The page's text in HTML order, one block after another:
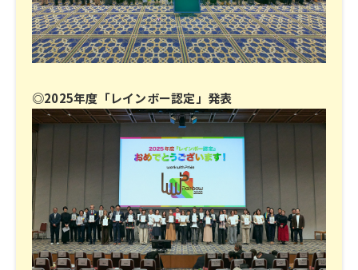
◎2025年度「レインボー認定」発表